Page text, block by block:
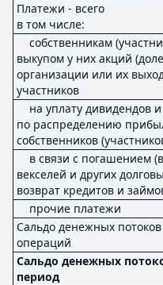
Платежи - всего
в том числе:
собственникам
выкупом у них акций
организации или их
участников
на уплату дивидендов
по распределению
собственников
в связи с погашением
векселей и других
возврат кредитов и
прочие платежи
Сальдо денежных
операций
Сальдо денежных
период